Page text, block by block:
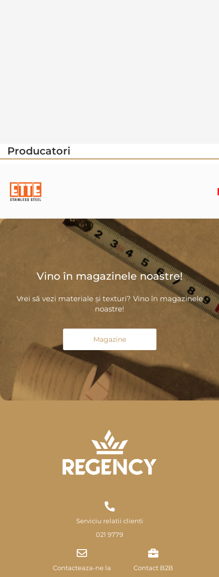
Producatori
Vino în magazinele noastre!
Vrei să vezi materiale și texturi? Vino în magazinele
noastre!
Magazine
Serviciu relatii clienti
021 9779
Contacteaza-ne la
Contact B2B